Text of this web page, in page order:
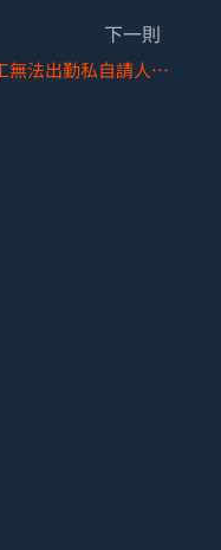
下一則
勞工無法出勤私自請人代班之實務爭議解析？